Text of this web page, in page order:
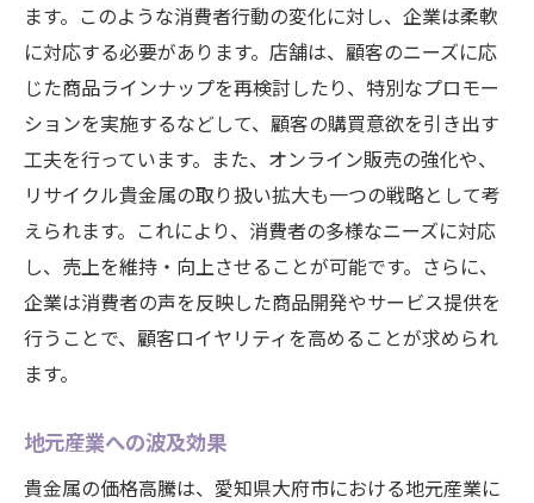
ます。このような消費者行動の変化に対し、企業は柔軟
に対応する必要があります。店舗は、顧客のニーズに応
じた商品ラインナップを再検討したり、特別なプロモー
ションを実施するなどして、顧客の購買意欲を引き出す
工夫を行っています。また、オンライン販売の強化や、
リサイクル貴金属の取り扱い拡大も一つの戦略として考
えられます。これにより、消費者の多様なニーズに対応
し、売上を維持・向上させることが可能です。さらに、
企業は消費者の声を反映した商品開発やサービス提供を
行うことで、顧客ロイヤリティを高めることが求められ
ます。
地元産業への波及効果
貴金属の価格高騰は、愛知県大府市における地元産業に